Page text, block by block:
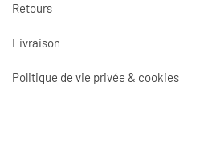
Retours
Livraison
Politique de vie privée & cookies